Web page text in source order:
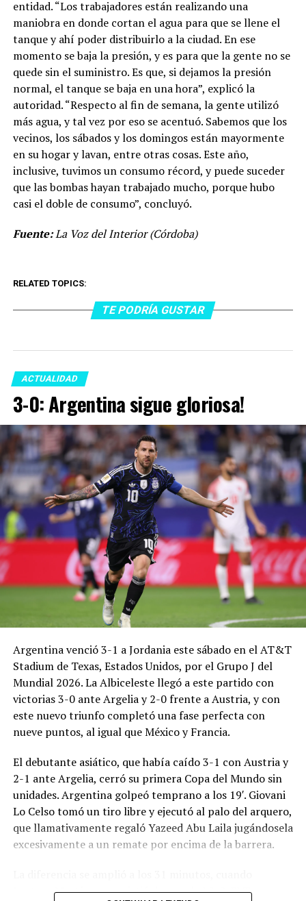
entidad. “Los trabajadores están realizando una
maniobra en donde cortan el agua para que se llene el
tanque y ahí poder distribuirlo a la ciudad. En ese
momento se baja la presión, y es para que la gente no se
quede sin el suministro. Es que, si dejamos la presión
normal, el tanque se baja en una hora”, explicó la
autoridad. “Respecto al fin de semana, la gente utilizó
más agua, y tal vez por eso se acentuó. Sabemos que los
vecinos, los sábados y los domingos están mayormente
en su hogar y lavan, entre otras cosas. Este año,
inclusive, tuvimos un consumo récord, y puede suceder
que las bombas hayan trabajado mucho, porque hubo
casi el doble de consumo”, concluyó.
Fuente:La Voz del Interior (Córdoba)
RELATED TOPICS:
TE PODRÍA GUSTAR
ACTUALIDAD
3-0: Argentina sigue gloriosa!
Argentina venció 3-1 a Jordania este sábado en el AT&T
Stadium de Texas, Estados Unidos, por el Grupo J del
Mundial 2026. La Albiceleste llegó a este partido con
victorias 3-0 ante Argelia y 2-0 frente a Austria, y con
este nuevo triunfo completó una fase perfecta con
nueve puntos, al igual que México y Francia.
El debutante asiático, que había caído 3-1 con Austria y
2-1 ante Argelia, cerró su primera Copa del Mundo sin
unidades. Argentina golpeó temprano a los 19′. Giovani
Lo Celso tomó un tiro libre y ejecutó al palo del arquero,
que llamativamente regaló Yazeed Abu Laila jugándosela
excesivamente a un remate por encima de la barrera.
Lautaro Martínez convirtió de penal el 2-0. El Toro